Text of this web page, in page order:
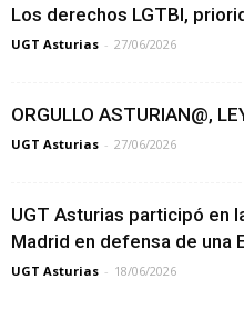
Los derechos LGTBI,
UGT Asturias - 27/06/2026
ORGULLO ASTURIAN@,
UGT Asturias - 27/06/2026
UGT Asturias participó en
Madrid en defensa de una
UGT Asturias - 18/06/2026